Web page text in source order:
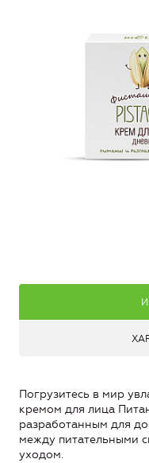
Погрузитесь в мир
кремом для лица
разработанным для
между питательными
уходом.